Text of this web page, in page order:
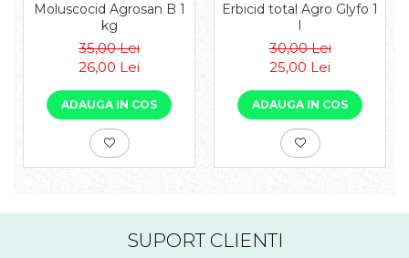
Moluscocid Agrosan B 1
kg
35,00 Lei
26,00 Lei
ADAUGA IN COS
Erbicid total Agro Glyfo 1
l
30,00 Lei
25,00 Lei
ADAUGA IN COS
SUPORT CLIENTI